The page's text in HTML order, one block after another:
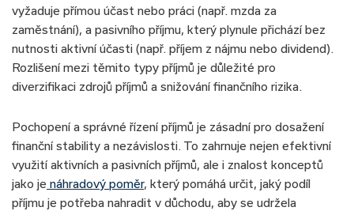
vyžaduje přímou účast nebo práci (např. mzda za
zaměstnání), a pasivního příjmu, který plynule přichází bez
nutnosti aktivní účasti (např. příjem z nájmu nebo dividend).
Rozlišení mezi těmito typy příjmů je důležité pro
diverzifikaci zdrojů příjmů a snižování finančního rizika.
Pochopení a správné řízení příjmů je zásadní pro dosažení
finanční stability a nezávislosti. To zahrnuje nejen efektivní
využití aktivních a pasivních příjmů, ale i znalost konceptů
jako je náhradový poměr, který pomáhá určit, jaký podíl
příjmu je potřeba nahradit v důchodu, aby se udržela